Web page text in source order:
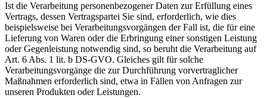
Ist die Verarbeitung personenbezogener Daten zur Erfüllung eines
Vertrags, dessen Vertragspartei Sie sind, erforderlich, wie dies
beispielsweise bei Verarbeitungsvorgängen der Fall ist, die für eine
Lieferung von Waren oder die Erbringung einer sonstigen Leistung
oder Gegenleistung notwendig sind, so beruht die Verarbeitung auf
Art. 6 Abs. 1 lit. b DS-GVO. Gleiches gilt für solche
Verarbeitungsvorgänge die zur Durchführung vorvertraglicher
Maßnahmen erforderlich sind, etwa in Fällen von Anfragen zur
unseren Produkten oder Leistungen.